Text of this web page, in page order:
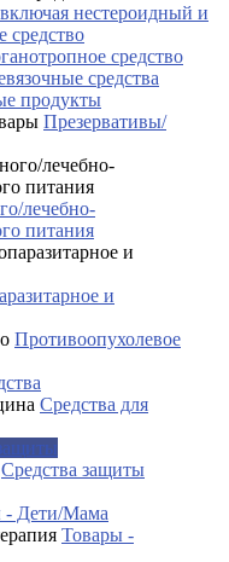
нестероидный и
средство
средство
средства
продукты
Презервативы/
лечебно-
питания
и
Противоопухолевое
Средства для
Средства защиты
- Дети/Мама
Товары -